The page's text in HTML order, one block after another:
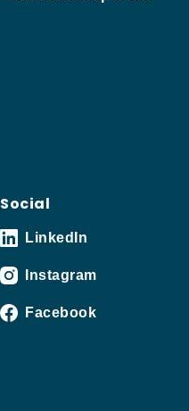
Social
LinkedIn
Instagram
Facebook